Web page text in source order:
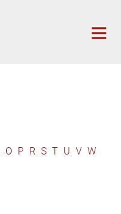
O P R S T U V W